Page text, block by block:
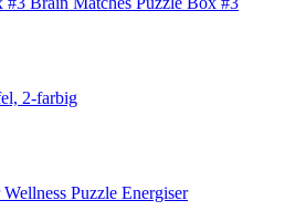
2-farbig
Wellness Puzzle Energiser